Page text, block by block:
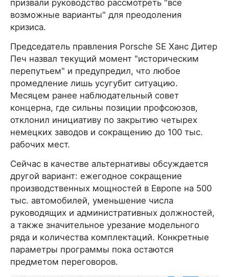
призвали руководство рассмотреть "все
возможные варианты" для преодоления
кризиса.
Председатель правления Porsche SE Ханс Дитер
Печ назвал текущий момент "историческим
перепутьем" и предупредил, что любое
промедление лишь усугубит ситуацию.
Месяцем ранее наблюдательный совет
концерна, где сильны позиции профсоюзов,
отклонил инициативу по закрытию четырех
немецких заводов и сокращению до 100 тыс.
рабочих мест.
Сейчас в качестве альтернативы обсуждается
другой вариант: ежегодное сокращение
производственных мощностей в Европе на 500
тыс. автомобилей, уменьшение числа
руководящих и административных должностей,
а также значительное урезание модельного
ряда и количества комплектаций. Конкретные
параметры программы пока остаются
предметом переговоров.